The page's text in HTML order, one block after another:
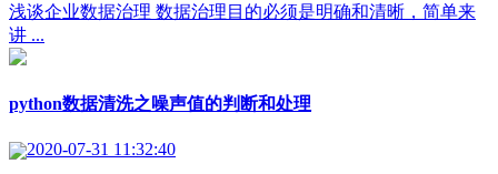
浅谈企业数据治理 数据治理目的必须是明确和清晰，简单来
讲 ...
python数据清洗之噪声值的判断和处理
2020-07-31 11:32:40